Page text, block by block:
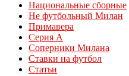
Национальные сборные
Не футбольный Милан
Примавера
Серия А
Соперники Милана
Ставки на футбол
Статьи